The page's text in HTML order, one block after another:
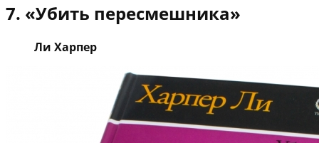
7. «Убить пересмешника»
Ли Харпер